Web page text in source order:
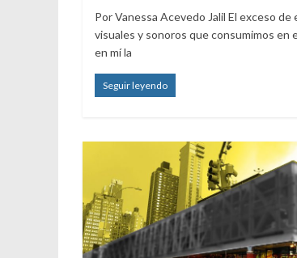
Por Vanessa Acevedo Jalil El exceso de
visuales y sonoros que consumimos en
en mí la
Seguir leyendo